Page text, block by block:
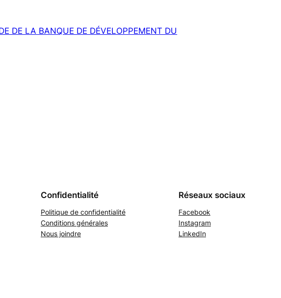
DE LA BANQUE DE DÉVELOPPEMENT DU
Confidentialité
Politique de confidentialité
Conditions générales
Nous joindre
Réseaux sociaux
Facebook
Instagram
LinkedIn